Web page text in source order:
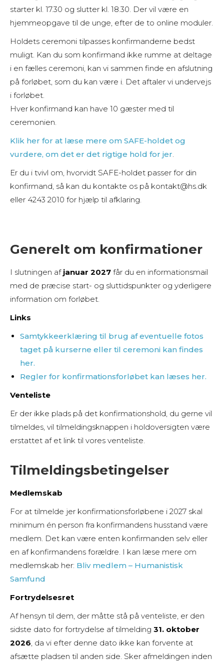
starter kl. 17.30 og slutter kl. 18.30. Der vil være en
hjemmeopgave til de unge, efter de to online moduler.
Holdets ceremoni tilpasses konfirmanderne bedst
muligt. Kan du som konfirmand ikke rumme at deltage
i en fælles ceremoni, kan vi sammen finde en afslutning
på forløbet, som du kan være i. Det aftaler vi undervejs
i forløbet.
Hver konfirmand kan have 10 gæster med til
ceremonien.
Klik her for at læse mere om SAFE-holdet og
vurdere, om det er det rigtige hold for jer
Er du i tvivl om, hvorvidt SAFE-holdet passer for din
konfirmand, så kan du kontakte os på kontakt@hs.dk
eller 4243 2010 for hjælp til afklaring.
Generelt om konfirmationer
I slutningen af januar 2027 får du en informationsmail
med de præcise start- og sluttidspunkter og yderligere
information om forløbet.
Links
Samtykkeerklæring til brug af eventuelle fotos
taget på kurserne eller til ceremoni kan findes
her.
Regler for konfirmationsforløbet kan læses her.
Venteliste
Er der ikke plads på det konfirmationshold, du gerne vil
tilmeldes, vil tilmeldingsknappen i holdoversigten være
erstattet af et link til vores venteliste.
Tilmeldingsbetingelser
Medlemskab
For at tilmelde jer konfirmationsforløbene i 2027 skal
minimum én person fra konfirmandens husstand være
medlem. Det kan være enten konfirmanden selv eller
en af konfirmandens forældre. I kan læse mere om
medlemskab her: Bliv medlem – Humanistisk
Samfund
Fortrydelsesret
Af hensyn til dem, der måtte stå på venteliste, er den
sidste dato for fortrydelse af tilmelding 31. oktober
2026 , da vi efter denne dato ikke kan forvente at
afsætte pladsen til anden side. Sker afmeldingen inden